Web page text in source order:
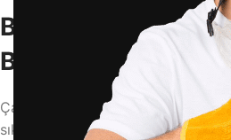
Bosch Çamaşır
Boşaltıyor Ama
Çamaşır makineniz suyu düzgün
sıkma işlemini